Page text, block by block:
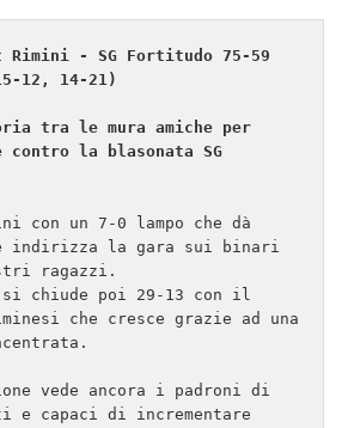
Rimini - SG Fortitudo 75-59
12, 14-21)
tra le mura amiche per
la blasonata SG
con un 7-0 lampo che dà
indirizza la gara sui binari
ragazzi.
chiude poi 29-13 con il
che cresce grazie ad una
vede ancora i padroni di
e capaci di incrementare